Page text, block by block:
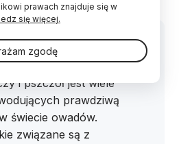
i pszczół jest wiele
prawdziwą
świecie owadów.
związane są z
prawach znajduje się w
się więcej.
zgodę